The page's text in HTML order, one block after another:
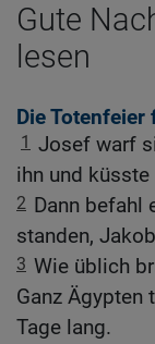
Gute
lesen
Die Totenfeier
1 Josef warf
ihn und küsste
2 Dann befahl
standen,
3 Wie üblich
Ganz Ägypten
Tage lang.